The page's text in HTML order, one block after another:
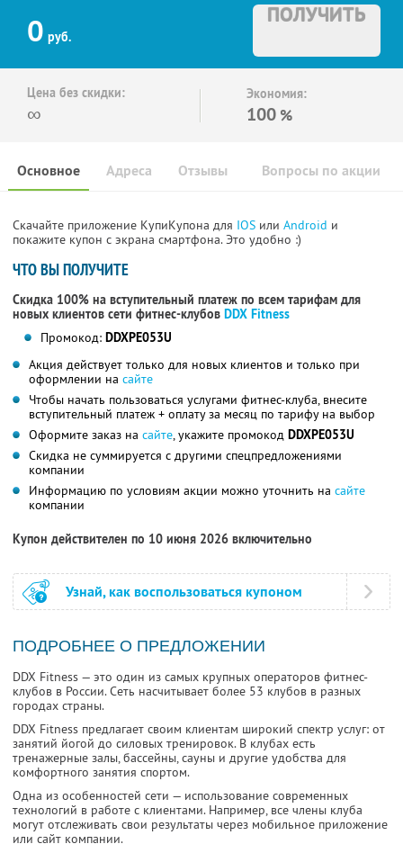
0 руб.
ПОЛУЧИТЬ
Цена без скидки:
∞
Экономия:
100 %
Основное Отзывы Вопросы по акции
Адреса
Скачайте приложение КупиКупона для IOS или Android и
покажите купон с экрана смартфона. Это удобно :)
ЧТО ВЫ ПОЛУЧИТЕ
Скидка 100% на вступительный платеж по всем тарифам для
новых клиентов сети фитнес-клубов DDX Fitness
Промокод: DDXPE053U
Акция действует только для новых клиентов и только при
оформлении на сайте
Чтобы начать пользоваться услугами фитнес-клуба, внесите
вступительный платеж + оплату за месяц по тарифу на выбор
Оформите заказ на сайте, укажите промокод DDXPE053U
Скидка не суммируется с другими спецпредложениями
компании
Информацию по условиям акции можно уточнить на сайте
компании
Купон действителен по 10 июня 2026 включительно
Узнай, как воспользоваться купоном
ПОДРОБНЕЕ О ПРЕДЛОЖЕНИИ
DDX Fitness — это один из самых крупных операторов фитнес-
клубов в России. Сеть насчитывает более 53 клубов в разных
городах страны.
DDX Fitness предлагает своим клиентам широкий спектр услуг: от
занятий йогой до силовых тренировок. В клубах есть
тренажерные залы, бассейны, сауны и другие удобства для
комфортного занятия спортом.
Одна из особенностей сети — использование современных
технологий в работе с клиентами. Например, все члены клуба
могут отслеживать свои результаты через мобильное приложение
или сайт компании.